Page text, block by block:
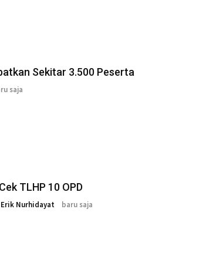
Sekitar 3.500 Peserta
saja
TLHP 10 OPD
Nurhidayat baru saja